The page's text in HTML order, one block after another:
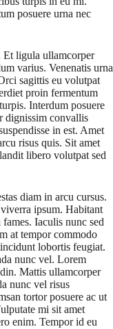
posuere urna nec
Et ligula ullamcorper
varius. Venenatis urna
sagittis eu volutpat
proin fermentum
Interdum posuere
dignissim convallis
in est. Amet
risus quis. Sit amet
libero volutpat sed
diam in arcu cursus.
ipsum. Habitant
Iaculis nunc sed
at tempor commodo
lobortis feugiat.
nunc vel. Lorem
Mattis ullamcorper
nunc vel risus
tortor posuere ac ut
mi sit amet
enim. Tempor id eu